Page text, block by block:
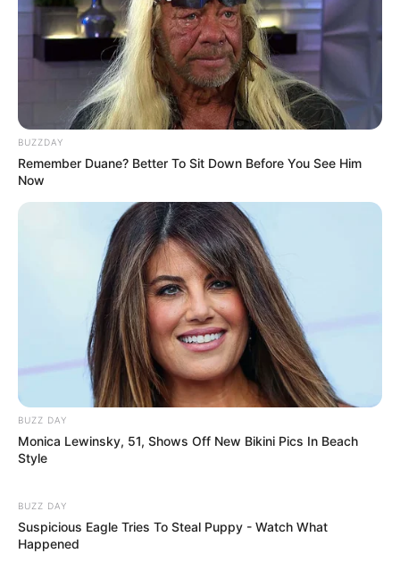
Das Wissen, das die Bauern schon seit Jahrtausenden
bei der Tier- und Pflanzenzucht anwenden, hatte
Charles Darwin 1858 der universitären Welt gelehrt. Die
mussten die Abstammungslehre ja endlich auch mal
weitere Kalauer
Quermania folgen: Impressum & Kontakt
Smartphone Startseite
BUZZDAY
Remember Duane? Better To Sit Down Before You See Him
Now
BUZZ DAY
Monica Lewinsky, 51, Shows Off New Bikini Pics In Beach
Style
BUZZ DAY
Suspicious Eagle Tries To Steal Puppy - Watch What
Happened